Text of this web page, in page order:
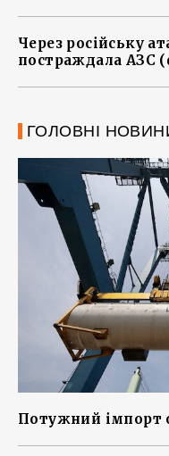
Через російську
постраждала АЗС
ГОЛОВНІ
Потужний імпорт